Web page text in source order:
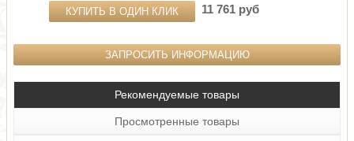
КУПИТЬ В ОДИН КЛИК
11 761 руб
ЗАПРОСИТЬ ИНФОРМАЦИЮ
Рекомендуемые товары
Просмотренные товары